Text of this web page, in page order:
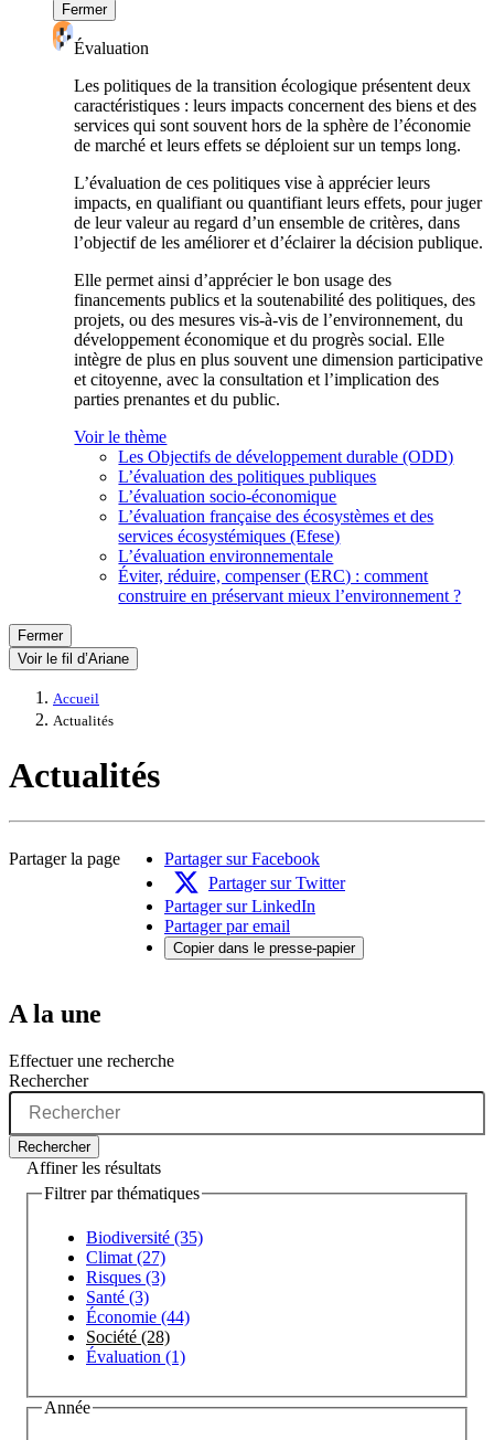
Fermer
Évaluation
Les politiques de la transition écologique présentent deux
caractéristiques : leurs impacts concernent des biens et des
services qui sont souvent hors de la sphère de l’économie
de marché et leurs effets se déploient sur un temps long.
L’évaluation de ces politiques vise à apprécier leurs
impacts, en qualifiant ou quantifiant leurs effets, pour juger
de leur valeur au regard d’un ensemble de critères, dans
l’objectif de les améliorer et d’éclairer la décision publique.
Elle permet ainsi d’apprécier le bon usage des
financements publics et la soutenabilité des politiques, des
projets, ou des mesures vis-à-vis de l’environnement, du
développement économique et du progrès social. Elle
intègre de plus en plus souvent une dimension participative
et citoyenne, avec la consultation et l’implication des
parties prenantes et du public.
Voir le thème
Les Objectifs de développement durable (ODD)
L’évaluation des politiques publiques
L’évaluation socio-économique
L’évaluation française des écosystèmes et des
services écosystémiques (Efese)
L’évaluation environnementale
Éviter, réduire, compenser (ERC) : comment
construire en préservant mieux l’environnement ?
Fermer
Voir le fil d’Ariane
Accueil
Actualités
Actualités
Partager la page
Partager sur Facebook
Partager sur Twitter
Partager sur LinkedIn
Partager par email
Copier dans le presse-papier
A la une
Effectuer une recherche
Rechercher
Rechercher
Affiner les résultats
Filtrer par thématiques
Biodiversité (35)
Climat (27)
Risques (3)
Santé (3)
Économie (44)
Société (28)
Évaluation (1)
Année